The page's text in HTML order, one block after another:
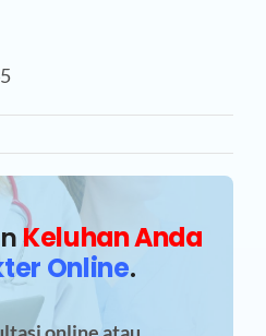
Keluhan Anda
Online.